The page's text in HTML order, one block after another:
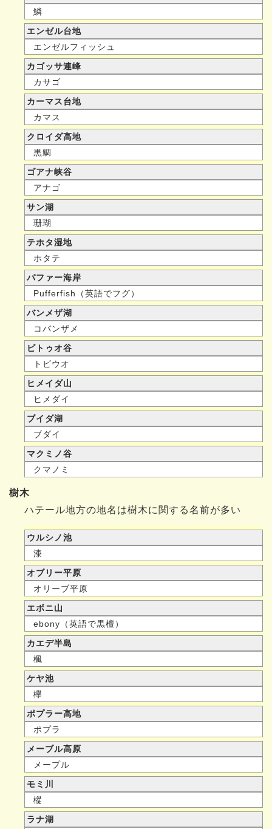
鱗
エンゼル台地
エンゼルフィッシュ
カゴッサ連峰
カサゴ
カーマス台地
カマス
クロイダ高地
黒鯛
ゴアナ峡谷
アナゴ
サン湖
珊瑚
テホタ湿地
ホタテ
パファー海岸
Pufferfish（英語でフグ）
バンメザ湖
コバンザメ
ビトゥオ谷
トビウオ
ヒメイダ山
ヒメダイ
ブイダ湖
ブダイ
マクミノ谷
クマノミ
樹木
ハテール地方の地名は樹木に関する名前が多い
ウルシノ池
漆
オブリー平原
オリーブ平原
エボニ山
ebony（英語で黒檀）
カエデ半島
楓
ケヤ池
欅
ポプラー高地
ポプラ
メーブル高原
メープル
モミ川
樅
ラナ湖